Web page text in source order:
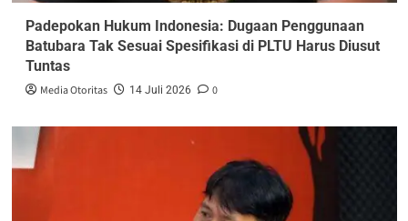
Padepokan Hukum Indonesia: Dugaan Penggunaan
Batubara Tak Sesuai Spesifikasi di PLTU Harus Diusut
Tuntas
Media Otoritas 14 Juli 2026 0